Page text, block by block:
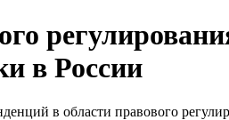
в России
в области правового